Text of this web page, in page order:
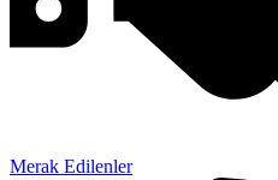
Merak Edilenler